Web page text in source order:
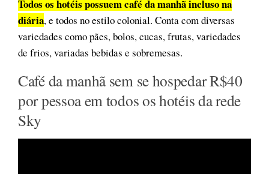
Todos os hotéis possuem café da manhã incluso na
diária, e todos no estilo colonial. Conta com diversas
variedades como pães, bolos, cucas, frutas, variedades
de frios, variadas bebidas e sobremesas.
Café da manhã sem se hospedar R$40
por pessoa em todos os hotéis da rede
Sky